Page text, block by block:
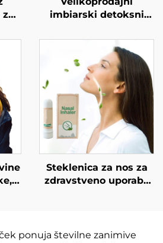
za
za
imbiarski detoksni
Detoksni plakat za
noge iz fabrike za
detoksnost Nogelne
detoksne pade za
odstranitev otrinov
Steklenica za nos za
zdravstveno uporabo
osvežujoča steklenica
ponuja številne zanimive